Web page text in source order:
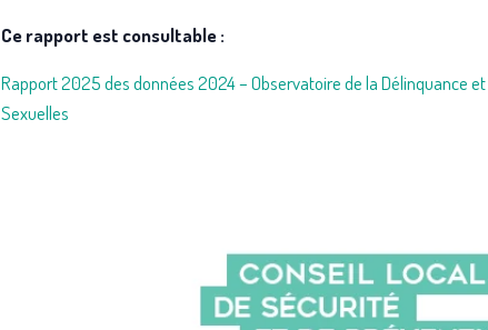
Ce rapport est consultable :
Rapport 2025 des données 2024 – Observatoire de la Délinquance
Sexuelles